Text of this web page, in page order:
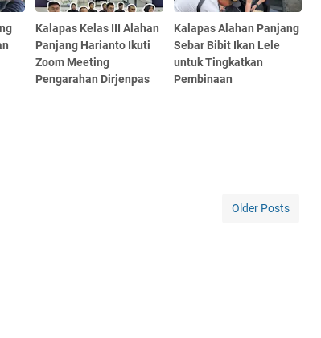
Kalapas Kelas III Alahan
Panjang Harianto Ikuti
Zoom Meeting
Pengarahan Dirjenpas
Kalapas Alahan Panjang
Sebar Bibit Ikan Lele
untuk Tingkatkan
Pembinaan
Older Posts